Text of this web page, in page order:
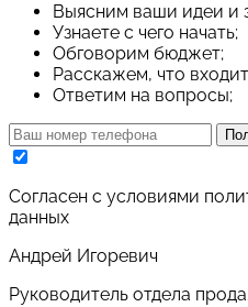
Выясним ваши идеи и
Узнаете с чего начать;
Обговорим бюджет;
Расскажем, что
Ответим на вопросы;
Cогласен с условиями
данных
Андрей Игоревич
Руководитель отдела